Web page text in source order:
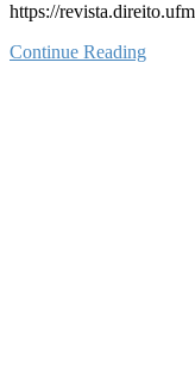
https://
Continue Reading